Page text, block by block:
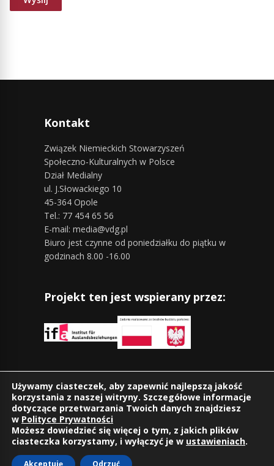
Kontakt
Związek Niemieckich Stowarzyszeń
Społeczno-Kulturalnych w Polsce
Dział Medialny
ul. J.Słowackiego 10
45-364 Opole
Tel.: 77 454 65 56
E-mail: media@vdg.pl
Biuro jest czynne od poniedziałku do piątku w
godzinach 8.00 -16.00
Projekt ten jest wspierany przez:
Znajdziesz nas również na:
Używamy ciasteczek, aby zapewnić najlepszą jakość
korzystania z naszej witryny. Szczegółowe informacje
dotyczące przetwarzania Twoich danych znajdziesz
w Polityce Prywatności
Możesz dowiedzieć się więcej o tym, z jakich plików
ciasteczka korzystamy, i wyłączyć je w ustawieniach.
Akceptuję Odrzuć